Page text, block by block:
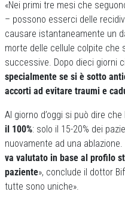
«Nei primi tre mesi che
– possono esserci delle
causare istantaneamente un
morte delle cellule colpite che
successive. Dopo dieci giorni
specialmente se si è sotto
accorti ad evitare traumi e
Al giorno d’oggi si può dire che
il 100%: solo il 15-20% dei
nuovamente ad una ablazione.
va valutato in base al profilo
paziente», conclude il dottor
tutte sono uniche».